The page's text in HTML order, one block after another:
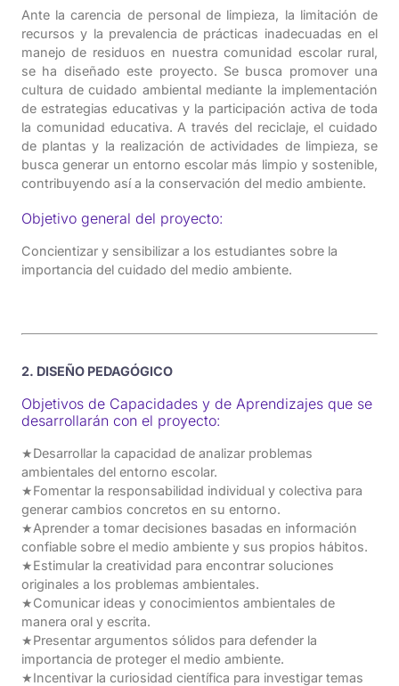
Ante la carencia de personal de limpieza, la limitación de
recursos y la prevalencia de prácticas inadecuadas en el
manejo de residuos en nuestra comunidad escolar rural,
se ha diseñado este proyecto. Se busca promover una
cultura de cuidado ambiental mediante la implementación
de estrategias educativas y la participación activa de toda
la comunidad educativa. A través del reciclaje, el cuidado
de plantas y la realización de actividades de limpieza, se
busca generar un entorno escolar más limpio y sostenible,
contribuyendo así a la conservación del medio ambiente.
Objetivo general del proyecto:
Concientizar y sensibilizar a los estudiantes sobre la
importancia del cuidado del medio ambiente.
2. DISEÑO PEDAGÓGICO
Objetivos de Capacidades y de Aprendizajes que se
desarrollarán con el proyecto:
★Desarrollar la capacidad de analizar problemas
ambientales del entorno escolar.
★Fomentar la responsabilidad individual y colectiva para
generar cambios concretos en su entorno.
★Aprender a tomar decisiones basadas en información
confiable sobre el medio ambiente y sus propios hábitos.
★Estimular la creatividad para encontrar soluciones
originales a los problemas ambientales.
★Comunicar ideas y conocimientos ambientales de
manera oral y escrita.
★Presentar argumentos sólidos para defender la
importancia de proteger el medio ambiente.
★Incentivar la curiosidad científica para investigar temas